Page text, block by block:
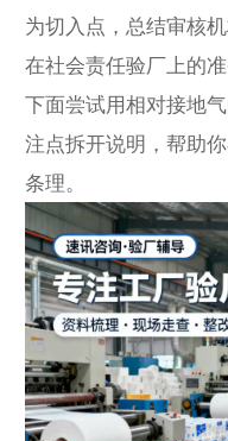
为切入点，总结审核
在社会责任验厂上的准
下面尝试用相对接地
注点拆开说明，帮助
条理。